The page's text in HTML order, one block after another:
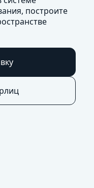
построите